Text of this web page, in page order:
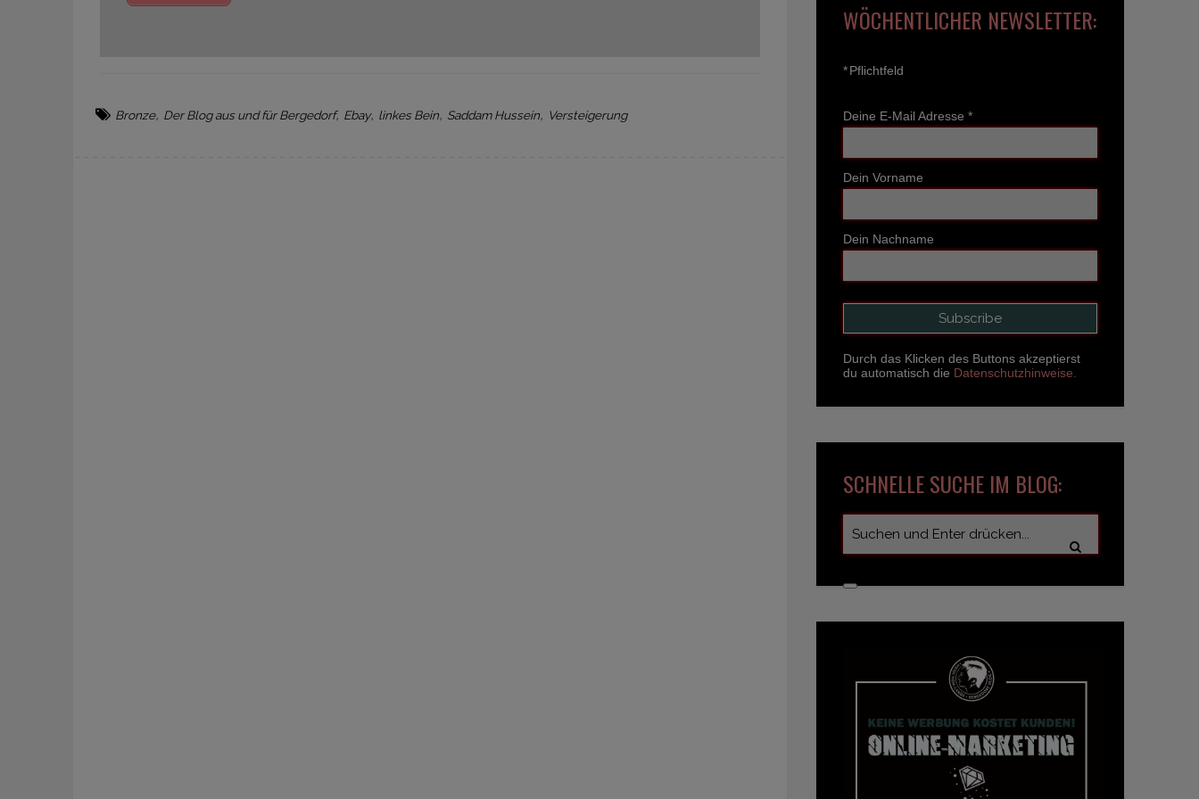
Bronze, Der Blog aus und für Bergedorf, Ebay, linkes Bein, Saddam Hussein, Versteigerung
WÖCHENTLICHER NEWSLETTER:
*Pflichtfeld
Deine E-Mail Adresse *
Dein Vorname
Dein Nachname
Durch das Klicken des Buttons akzeptierst
du automatisch die Datenschutzhinweise.
SCHNELLE SUCHE IM BLOG: